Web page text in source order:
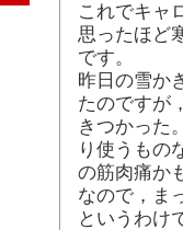
これでキャ
思ったほど
です。
昨日の雪か
たのですが
きつかった
り使うもの
の筋肉痛か
なので，ま
というわけ